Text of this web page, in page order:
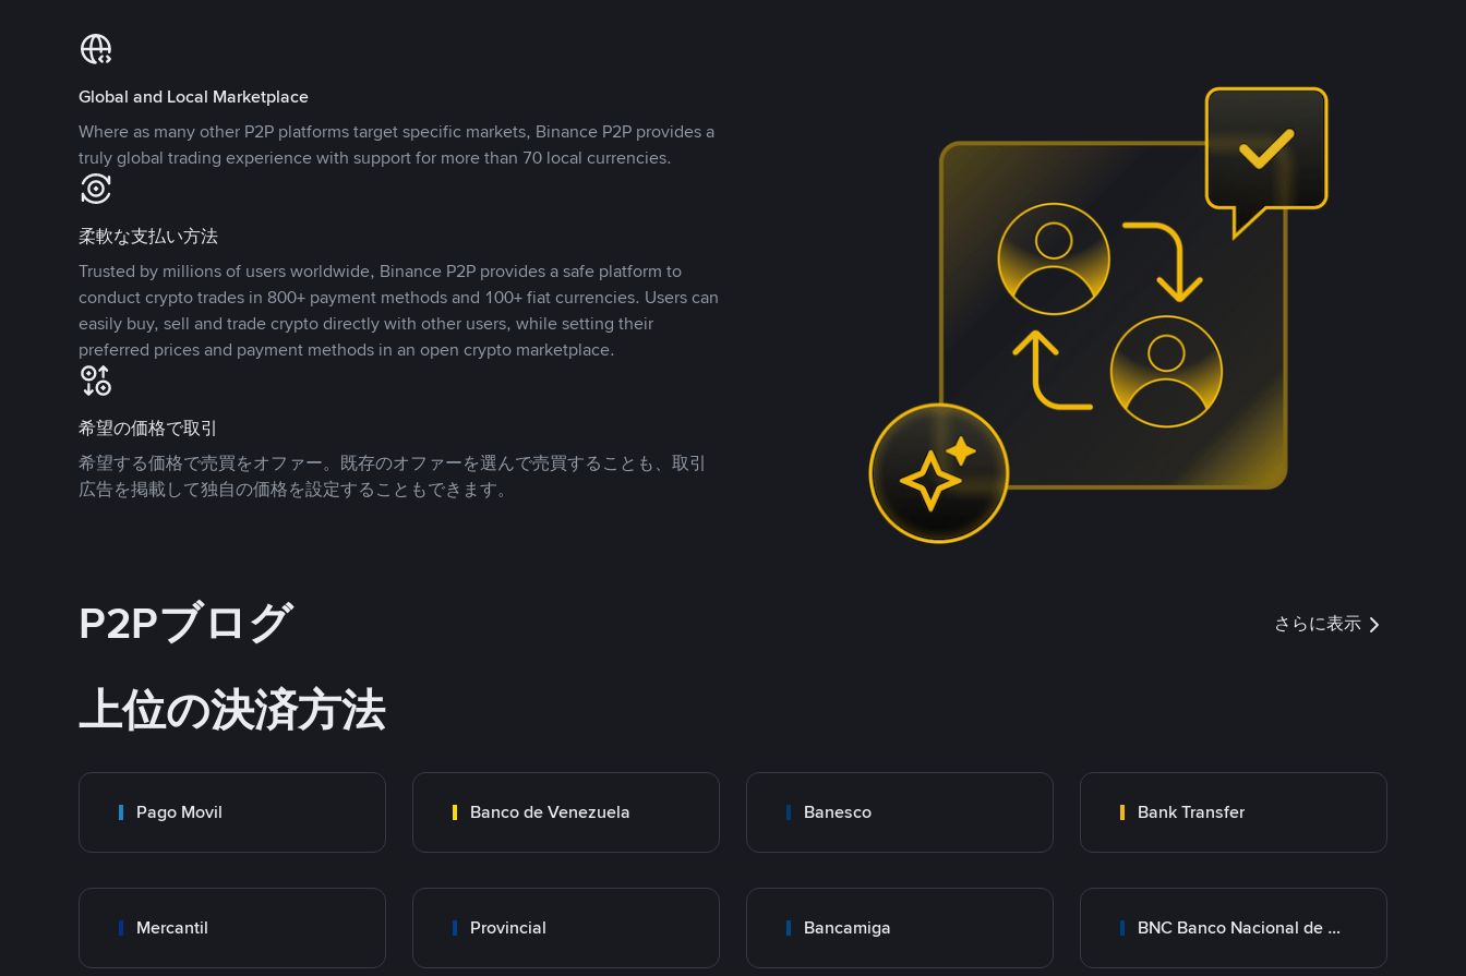
Global and Local Marketplace
Where as many other P2P platforms target specific markets, Binance P2P provides a
truly global trading experience with support for more than 70 local currencies.
柔軟な支払い方法
Trusted by millions of users worldwide, Binance P2P provides a safe platform to
conduct crypto trades in 800+ payment methods and 100+ fiat currencies. Users can
easily buy, sell and trade crypto directly with other users, while setting their
preferred prices and payment methods in an open crypto marketplace.
希望の価格で取引
希望する価格で売買をオファー。既存のオファーを選んで売買することも、取引
広告を掲載して独自の価格を設定することもできます。
P2Pブログ さらに表示
上位の決済方法
Pago Movil Banco de Venezuela Banesco Bank Transfer
Mercantil Provincial Bancamiga BNC Banco Nacional de Crédito